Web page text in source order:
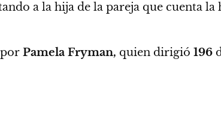
a la hija de la pareja que cuenta la
Pamela Fryman, quien dirigió 196